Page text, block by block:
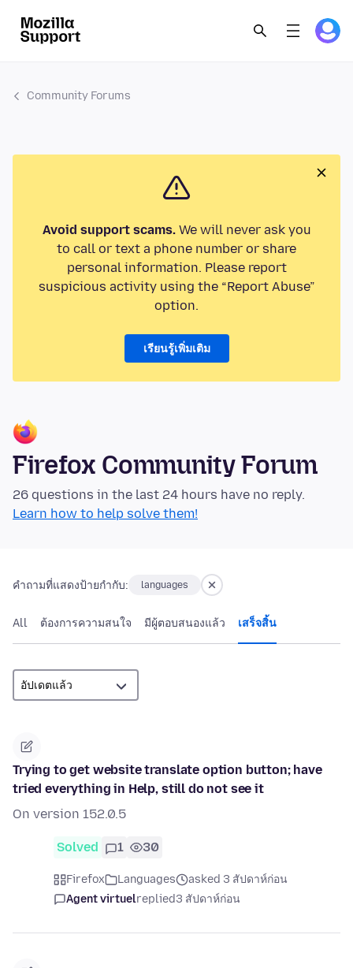
Community Forums
Avoid support scams.We will never ask you
to call or text a phone number or share
personal information. Please report
suspicious activity using the “Report Abuse”
option.
เรียนรู้เพิ่มเติม
Firefox Community Forum
26 questions in the last 24 hours have no reply.
Learn how to help solve them!
คำถามที่แสดงป้ายกำกับ: languages
All ต้องการความสนใจ มีผู้ตอบสนองแล้ว เสร็จสิ้น
Trying to get website translate option button; have
tried everything in Help, still do not see it
On version 152.0.5
Solved 1 30
Firefox Languages
asked 3 สัปดาห์ก่อน
Agent virtuelreplied3 สัปดาห์ก่อน